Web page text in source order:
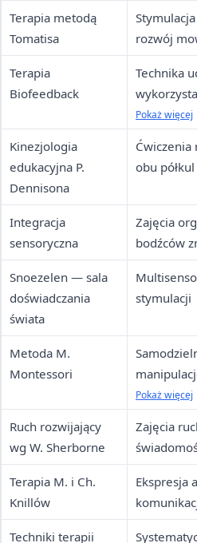
Terapia metodą
Tomatisa
rozwój
Terapia
Biofeedback
Technika
zwrotnego
Pokaż więcej
Kinezjologia
edukacyjna P.
Dennisona
obu
Integracja
sensoryczna
Zajęcia
bodźców
Snoezelen — sala
doświadczania
świata
stymulacji
Metoda M.
Montessori
Pokaż więcej
Ruch rozwijający
wg W. Sherborne
Zajęcia
Terapia M. i Ch.
Knillów
Ekspresja
Techniki terapii